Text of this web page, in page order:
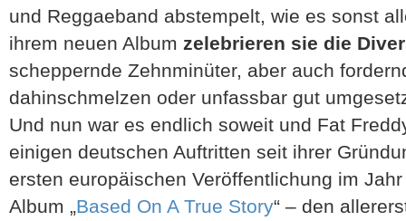
und Reggaeband abstempelt, wie es sonst
ihrem neuen Album zelebrieren sie die
scheppernde Zehnminüter, aber auch
dahinschmelzen oder unfassbar gut
Und nun war es endlich soweit und Fat
einigen deutschen Auftritten seit ihrer
ersten europäischen Veröffentlichung im
Album „Based On A True Story“ – den